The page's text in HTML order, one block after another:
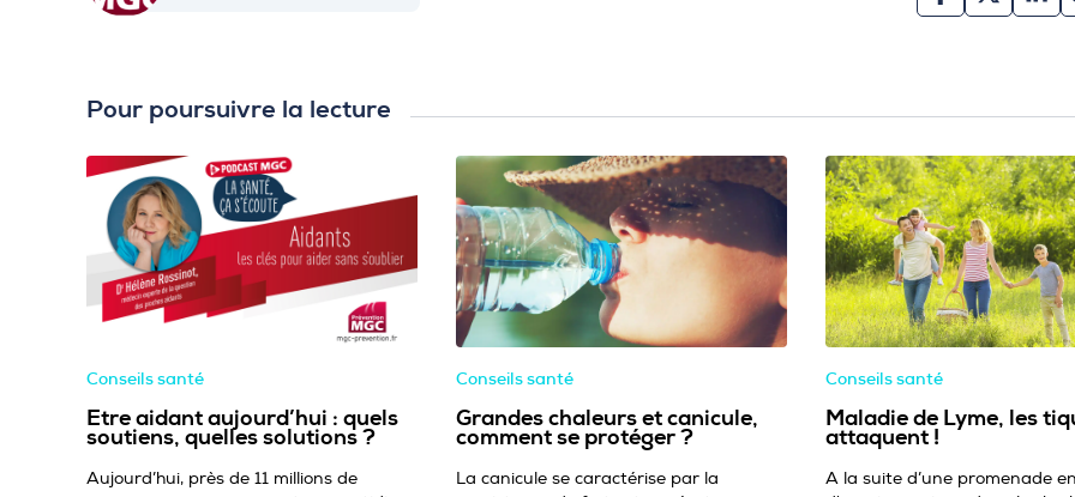
Pour poursuivre la lecture
Conseils santé
Etre aidant aujourd’hui : quels
soutiens, quelles solutions ?
Aujourd’hui, près de 11 millions de
Conseils santé
Grandes chaleurs et canicule,
comment se protéger ?
La canicule se caractérise par la
Conseils santé
Maladie de Lyme, les
attaquent !
A la suite d’une promenade